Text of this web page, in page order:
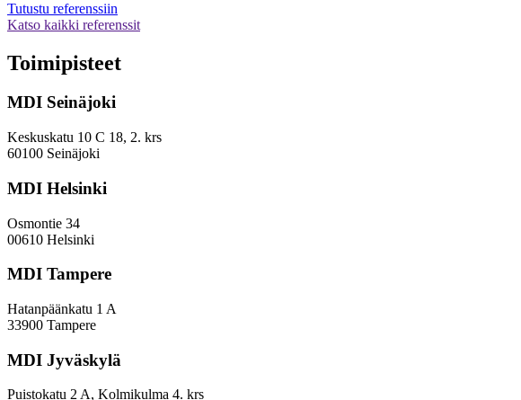
Tutustu referenssiin
toiminnan
ja
arviointityö
Katso kaikki referenssit
Toimipisteet
MDI Seinäjoki
Keskuskatu 10 C 18, 2. krs
60100 Seinäjoki
MDI Helsinki
Osmontie 34
00610 Helsinki
MDI Tampere
Hatanpäänkatu 1 A
33900 Tampere
MDI Jyväskylä
Puistokatu 2 A, Kolmikulma 4. krs